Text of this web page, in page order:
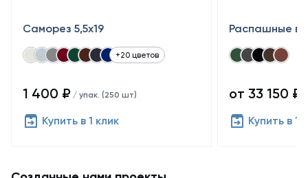
Саморез 5,5x19
+20 цветов
1 400 ₽ / упак. (250 шт)
Купить в 1 клик
Распашные
от 33 150 ₽
Купить в 1